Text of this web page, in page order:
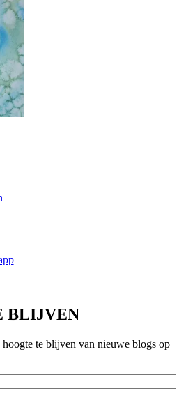
BLIJVEN
te blijven van nieuwe blogs op